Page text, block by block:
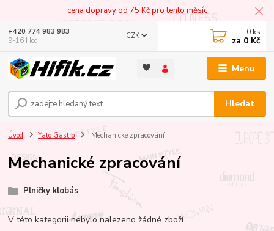
cena dopravy od 75 Kč pro tento měsíc
Menu
CZK
Hledat
+420 774 983 983
9-16 Hod
0 ks
za 0 Kč
Úvod Yato Gastro Mechanické zpracování
Mechanické zpracování
Plničky klobás
V této kategorii nebylo nalezeno žádné zboží.